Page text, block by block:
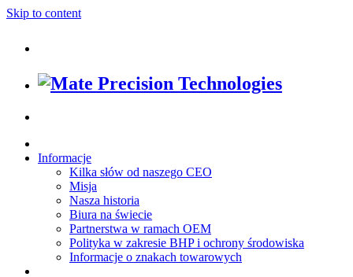
Skip to content
Informacje
Kilka słów od naszego CEO
Misja
Nasza historia
Biura na świecie
Partnerstwa w ramach OEM
Polityka w zakresie BHP i ochrony środowiska
Informacje o znakach towarowych